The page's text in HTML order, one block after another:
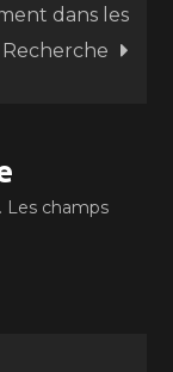
dans les
Les champs